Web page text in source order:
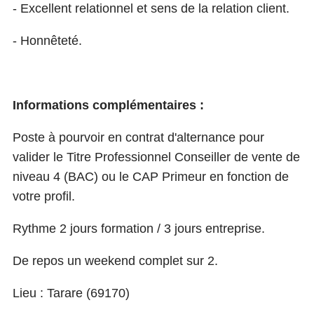
- Excellent relationnel et sens de la relation client.
- Honnêteté.
Informations complémentaires :
Poste à pourvoir en contrat d'alternance pour
valider le Titre Professionnel Conseiller de vente de
niveau 4 (BAC) ou le CAP Primeur en fonction de
votre profil.
Rythme 2 jours formation / 3 jours entreprise.
De repos un weekend complet sur 2.
Lieu : Tarare (69170)